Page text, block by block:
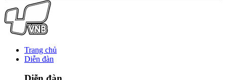
Trang chủ
Diễn đàn